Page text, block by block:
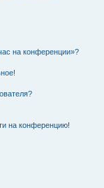
на конференции»?
на конференцию!